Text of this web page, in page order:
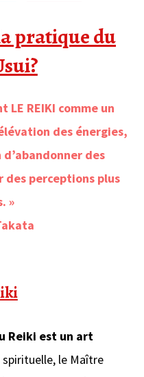
pratique du
LE REIKI comme un
des énergies,
des
perceptions plus
»
Reiki est un art
spirituelle, le Maître